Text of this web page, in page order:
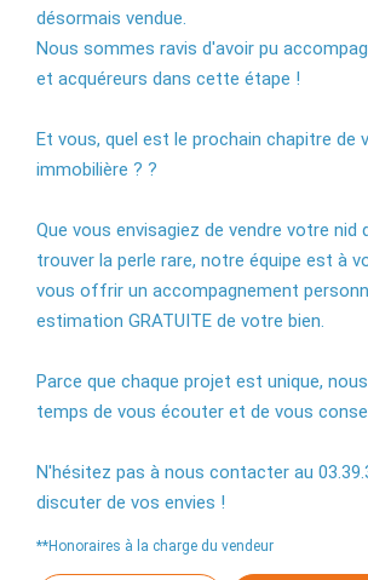
désormais vendue.
Nous sommes ravis d'avoir pu
et acquéreurs dans cette étape !
Et vous, quel est le prochain chapitre de
immobilière ? ?
Que vous envisagiez de vendre votre nid
trouver la perle rare, notre équipe est à
vous offrir un accompagnement
estimation GRATUITE de votre bien.
Parce que chaque projet est unique,
temps de vous écouter et de vous
N'hésitez pas à nous contacter au
discuter de vos envies !
**Honoraires à la charge du vendeur